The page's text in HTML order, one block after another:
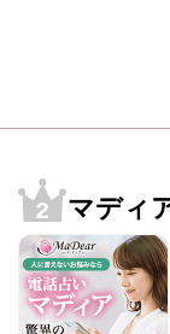
マディ